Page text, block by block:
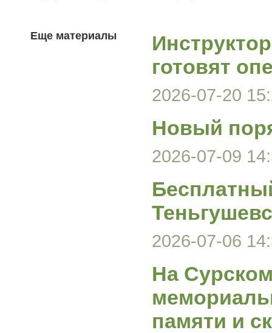
Еще материалы
готовят
2026-07-20
Новый
2026-07-09
2026-07-06
На
памяти и